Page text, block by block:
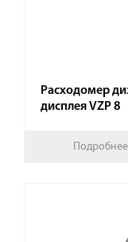
Расходомер
дисплея VZР 8
Подробнее